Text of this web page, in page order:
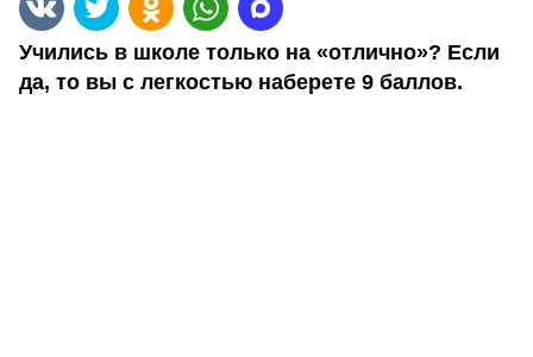
Учились в школе только на «отлично»? Если
да, то вы с легкостью наберете 9 баллов.